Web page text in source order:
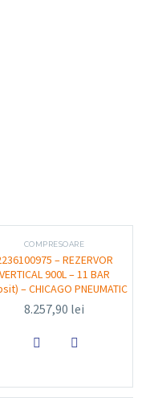
348 l/min
și mărește
transport și
COMPRESOARE
– REZERVOR
VERTICAL 900L – 11 BAR
– CHICAGO PNEUMATIC
8.257,90 lei
